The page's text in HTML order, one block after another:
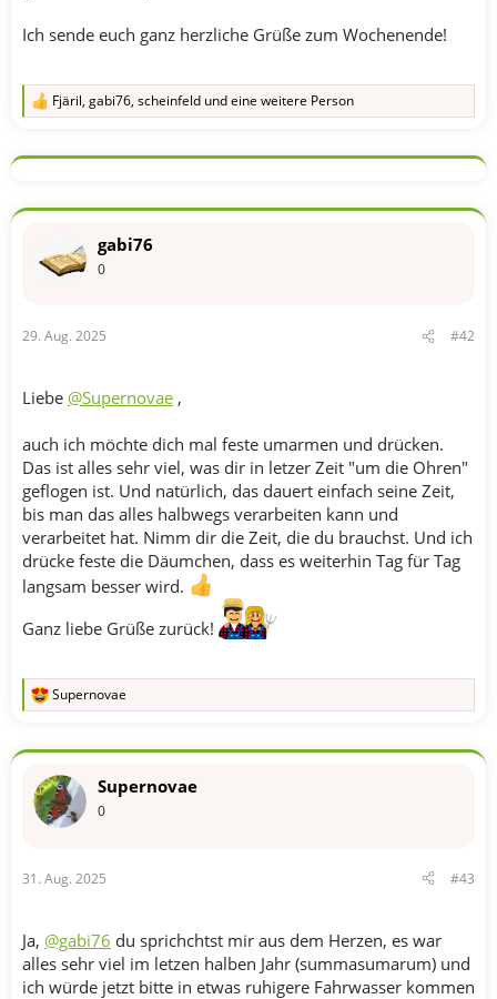
Ich sende euch ganz herzliche Grüße zum Wochenende!
R
k
o
Fjäril, gabi76, scheinfeld und eine weitere Person
gabi76
0
29. Aug. 2025 #42
Liebe @Supernovae ,
auch ich möchte dich mal feste umarmen und drücken.
Das ist alles sehr viel, was dir in letzer Zeit "um die Ohren"
geflogen ist. Und natürlich, das dauert einfach seine Zeit,
bis man das alles halbwegs verarbeiten kann und
verarbeitet hat. Nimm dir die Zeit, die du brauchst. Und ich
drücke feste die Däumchen, dass es weiterhin Tag für Tag
langsam besser wird.
Ganz liebe Grüße zurück!
R
k
o
:
Supernovae
Supernovae
0
31. Aug. 2025 #43
Ja, @gabi76 du sprichchtst mir aus dem Herzen, es war
alles sehr viel im letzen halben Jahr (summasumarum) und
ich würde jetzt bitte in etwas ruhigere Fahrwasser kommen